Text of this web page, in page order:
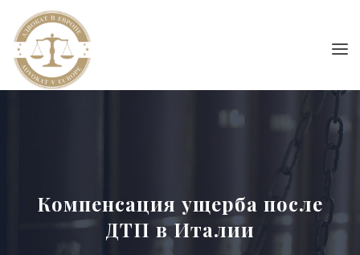
Компенсация ущерба после
ДТП в Италии